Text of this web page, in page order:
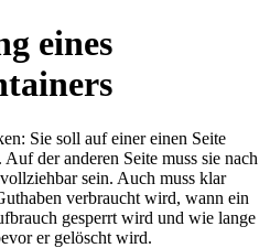
eines
Sie soll auf einer einen Seite
der anderen Seite muss sie nach
sein. Auch muss klar
verbraucht wird, wann ein
gesperrt wird und wie lange
er gelöscht wird.